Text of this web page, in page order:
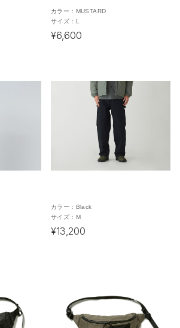
カラー： MUSTARD
サイズ： L
¥6,600
カラー： Black
サイズ： M
¥13,200